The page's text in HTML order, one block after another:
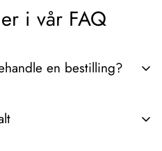
i vår FAQ
en bestilling?
detaljer angående